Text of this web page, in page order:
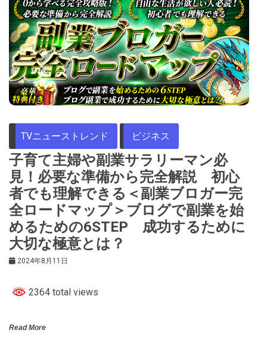
TVニューストレンド ビジネス
子育て主婦や副業サラリーマン必
見！必要な準備から完全解説 初心
者でも理解できる＜副業ブロガー完
全ロードマップ＞ブログで副業を始
めるための6STEP 成功するために
大切な極意とは？
2024年8月11日
2364 total views
Read More